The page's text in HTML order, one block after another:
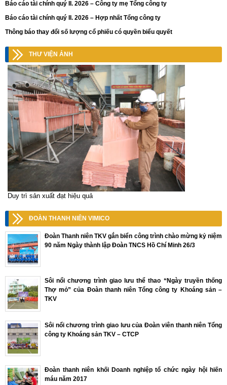
Báo cáo tài chính quý II. 2026 – Công ty mẹ Tổng công ty
Báo cáo tài chính quý II. 2026 – Hợp nhất Tổng công ty
Thông báo thay đổi số lượng cổ phiếu có quyền biểu quyết
THƯ VIỆN ẢNH
Duy trì sản xuất đạt hiệu quả
ĐOÀN THANH NIÊN VIMICO
Đoàn Thanh niên TKV gắn biển công trình chào mừng kỷ niệm
90 năm Ngày thành lập Đoàn TNCS Hồ Chí Minh 26/3
Sôi nổi chương trình giao lưu thể thao “Ngày truyền thống
Thợ mỏ” của Đoàn thanh niên Tổng công ty Khoáng sản –
TKV
Sôi nổi chương trình giao lưu của Đoàn viên thanh niên Tổng
công ty Khoáng sản TKV – CTCP
Đoàn thanh niên khối Doanh nghiệp tổ chức ngày hội hiến
máu năm 2017